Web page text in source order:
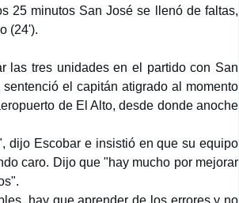
25 minutos San José se llenó de faltas,
(24').
las tres unidades en el partido con San
el capitán atigrado al momento
de El Alto, desde donde anoche
dijo Escobar e insistió en que su equipo
caro. Dijo que "hay mucho por mejorar
hay que aprender de los errores y no